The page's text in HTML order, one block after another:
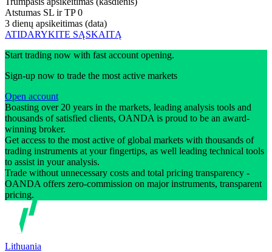
Atstumas SL ir TP 0
3 dienų apsikeitimas (data)
ATIDARYKITE SĄSKAITĄ
Start trading now with fast account opening.
Sign-up now to trade the most active markets
Open account
Boasting over 20 years in the markets, leading analysis tools and
thousands of satisfied clients, OANDA is proud to be an award-
winning broker.
Get access to the most active of global markets with thousands of
trading instruments at your fingertips, as well leading technical tools
to assist in your analysis.
Trade without unnecessary costs and total pricing transparency -
OANDA offers zero-commission on major instruments, transparent
pricing.
Lithuania